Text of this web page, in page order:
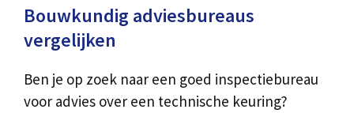
Bouwkundig adviesbureaus
vergelijken
Ben je op zoek naar een goed inspectiebureau
voor advies over een technische keuring?